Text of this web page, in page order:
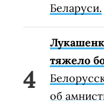
Беларуси.
тяжело
об